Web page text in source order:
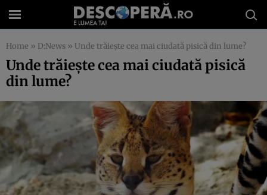
Home » D:News » Unde trăiește cea mai ciudată pisică din lume?
Unde trăiește cea mai ciudată pisică
din lume?